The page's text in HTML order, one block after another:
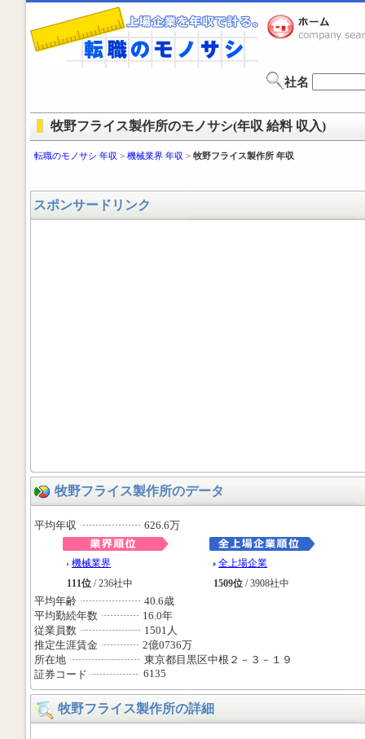
社名
牧野フライス製作所のモノサシ(年収 給料 収入)
転職のモノサシ 年収 > 機械業界 年収 > 牧野フライス製作所 年収
スポンサードリンク
牧野フライス製作所のデータ
平均年収 626.6万
機械業界
111位 / 236社中
全上場企業
1509位 / 3908社中
平均年齢
40.6歳
平均勤続年数
16.0年
従業員数
1501人
推定生涯賃金
2億0736万
所在地
東京都目黒区中根２－３－１９
証券コード
6135
牧野フライス製作所の詳細